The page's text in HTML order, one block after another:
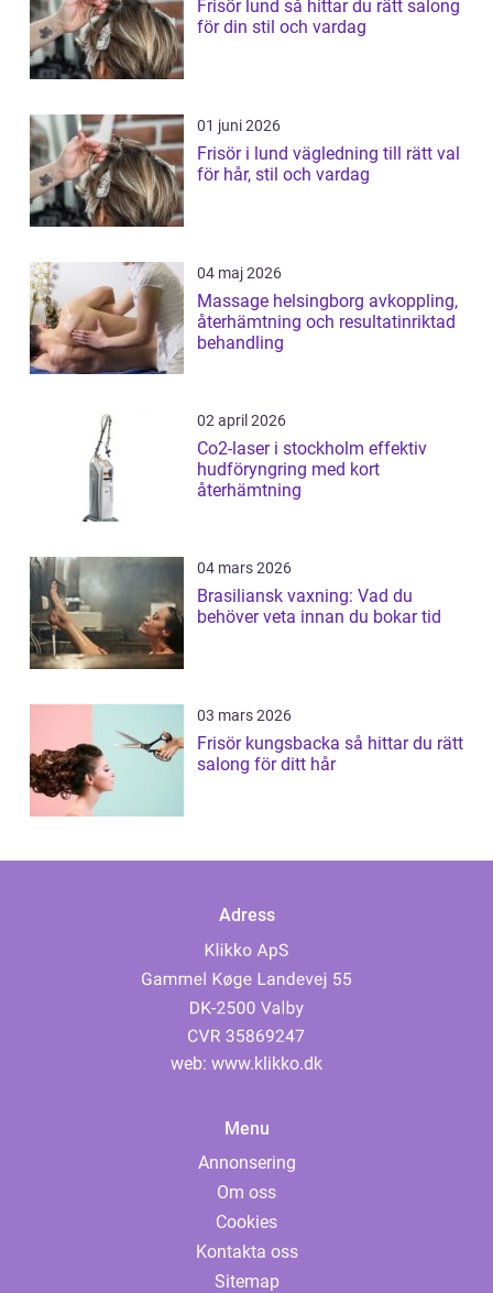
Frisör lund så hittar du rätt salong
för din stil och vardag
01 juni 2026
Frisör i lund vägledning till rätt val
för hår, stil och vardag
04 maj 2026
Massage helsingborg avkoppling,
återhämtning och resultatinriktad
behandling
02 april 2026
Co2-laser i stockholm effektiv
hudföryngring med kort
återhämtning
04 mars 2026
Brasiliansk vaxning: Vad du
behöver veta innan du bokar tid
03 mars 2026
Frisör kungsbacka så hittar du rätt
salong för ditt hår
Adress
web: www.klikko.dk
Menu
Annonsering
Om oss
Cookies
Kontakta oss
Sitemap